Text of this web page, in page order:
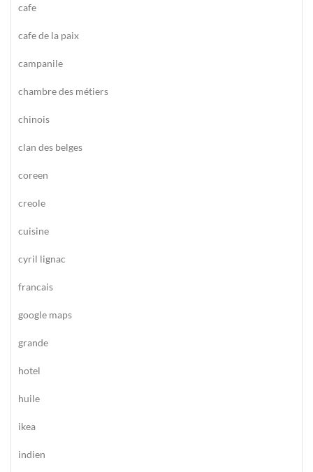
cafe
cafe de la paix
campanile
chambre des métiers
chinois
clan des belges
coreen
creole
cuisine
cyril lignac
francais
google maps
grande
hotel
huile
ikea
indien